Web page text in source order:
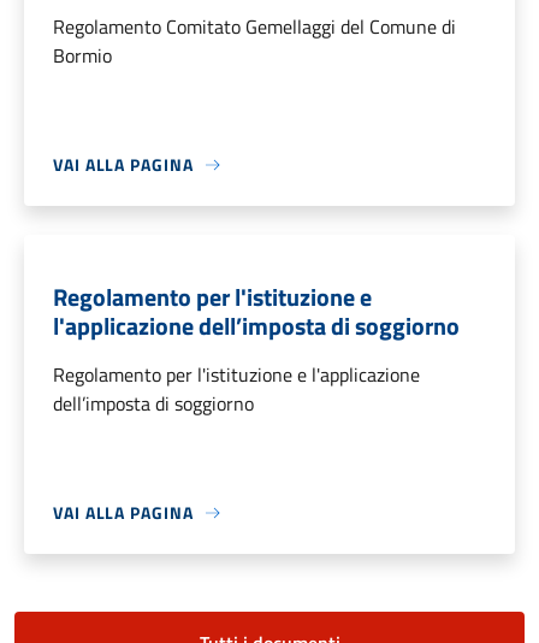
Regolamento Comitato Gemellaggi del Comune di
Bormio
VAI ALLA PAGINA
Regolamento per l'istituzione e
l'applicazione dell’imposta di soggiorno
Regolamento per l'istituzione e l'applicazione
dell’imposta di soggiorno
VAI ALLA PAGINA